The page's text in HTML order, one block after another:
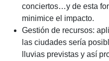
conciertos…y de esta
minimice el impacto.
Gestión de recursos:
las ciudades sería
lluvias previstas y así